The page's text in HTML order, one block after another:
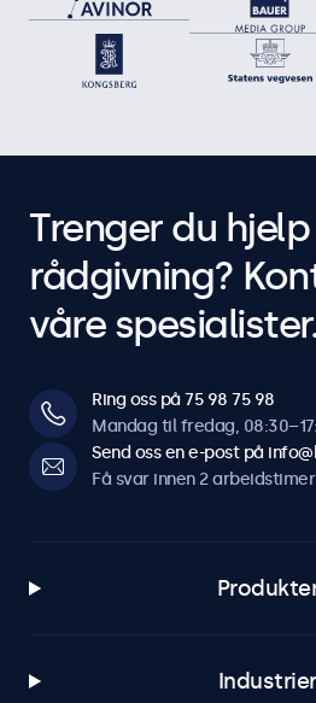
Trenger du
rådgivning?
våre
Ring oss på 75 98 75 98
Mandag til fredag,
Send oss en e-post på
Få svar innen 2 arbeidstimer
Industrier